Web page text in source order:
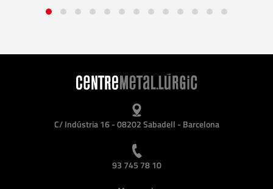
C/ Indústria 16 - 08202 Sabadell - Barcelona
93 745 78 10